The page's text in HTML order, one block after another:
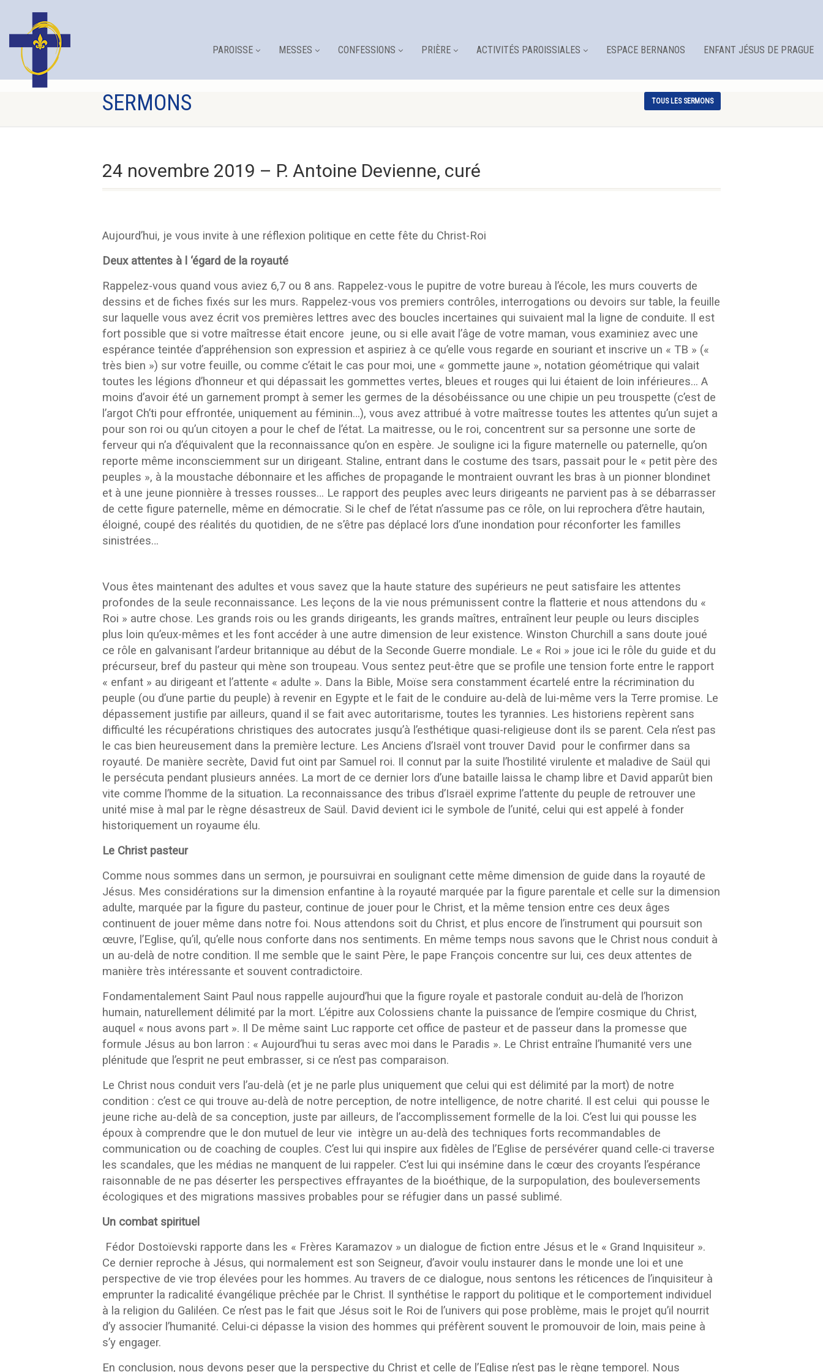
PAROISSE MESSES CONFESSIONS PRIÈRE ACTIVITÉS PAROISSIALES ESPACE BERNANOS ENFANT JÉSUS DE PRAGUE
SERMONS TOUS LES SERMONS
24 novembre 2019 – P. Antoine Devienne, curé
Aujourd’hui, je vous invite à une réflexion politique en cette fête du Christ-Roi
Deux attentes à l ‘égard de la royauté
Rappelez-vous quand vous aviez 6,7 ou 8 ans. Rappelez-vous le pupitre de votre bureau à l’école, les murs couverts de
dessins et de fiches fixés sur les murs. Rappelez-vous vos premiers contrôles, interrogations ou devoirs sur table, la feuille
sur laquelle vous avez écrit vos premières lettres avec des boucles incertaines qui suivaient mal la ligne de conduite. Il est
fort possible que si votre maîtresse était encore jeune, ou si elle avait l’âge de votre maman, vous examiniez avec une
espérance teintée d’appréhension son expression et aspiriez à ce qu’elle vous regarde en souriant et inscrive un « TB » («
très bien ») sur votre feuille, ou comme c’était le cas pour moi, une « gommette jaune », notation géométrique qui valait
toutes les légions d’honneur et qui dépassait les gommettes vertes, bleues et rouges qui lui étaient de loin inférieures… A
moins d’avoir été un garnement prompt à semer les germes de la désobéissance ou une chipie un peu trouspette (c’est de
l’argot Ch’ti pour effrontée, uniquement au féminin…), vous avez attribué à votre maîtresse toutes les attentes qu’un sujet a
pour son roi ou qu’un citoyen a pour le chef de l’état. La maitresse, ou le roi, concentrent sur sa personne une sorte de
ferveur qui n’a d’équivalent que la reconnaissance qu’on en espère. Je souligne ici la figure maternelle ou paternelle, qu’on
reporte même inconsciemment sur un dirigeant. Staline, entrant dans le costume des tsars, passait pour le « petit père des
peuples », à la moustache débonnaire et les affiches de propagande le montraient ouvrant les bras à un pionner blondinet
et à une jeune pionnière à tresses rousses… Le rapport des peuples avec leurs dirigeants ne parvient pas à se débarrasser
de cette figure paternelle, même en démocratie. Si le chef de l’état n’assume pas ce rôle, on lui reprochera d’être hautain,
éloigné, coupé des réalités du quotidien, de ne s’être pas déplacé lors d’une inondation pour réconforter les familles
sinistrées…
Vous êtes maintenant des adultes et vous savez que la haute stature des supérieurs ne peut satisfaire les attentes
profondes de la seule reconnaissance. Les leçons de la vie nous prémunissent contre la flatterie et nous attendons du «
Roi » autre chose. Les grands rois ou les grands dirigeants, les grands maîtres, entraînent leur peuple ou leurs disciples
plus loin qu’eux-mêmes et les font accéder à une autre dimension de leur existence. Winston Churchill a sans doute joué
ce rôle en galvanisant l’ardeur britannique au début de la Seconde Guerre mondiale. Le « Roi » joue ici le rôle du guide et du
précurseur, bref du pasteur qui mène son troupeau. Vous sentez peut-être que se profile une tension forte entre le rapport
« enfant » au dirigeant et l’attente « adulte ». Dans la Bible, Moïse sera constamment écartelé entre la récrimination du
peuple (ou d’une partie du peuple) à revenir en Egypte et le fait de le conduire au-delà de lui-même vers la Terre promise. Le
dépassement justifie par ailleurs, quand il se fait avec autoritarisme, toutes les tyrannies. Les historiens repèrent sans
difficulté les récupérations christiques des autocrates jusqu’à l’esthétique quasi-religieuse dont ils se parent. Cela n’est pas
le cas bien heureusement dans la première lecture. Les Anciens d’Israël vont trouver David pour le confirmer dans sa
royauté. De manière secrète, David fut oint par Samuel roi. Il connut par la suite l’hostilité virulente et maladive de Saül qui
le persécuta pendant plusieurs années. La mort de ce dernier lors d’une bataille laissa le champ libre et David apparût bien
vite comme l’homme de la situation. La reconnaissance des tribus d’Israël exprime l’attente du peuple de retrouver une
unité mise à mal par le règne désastreux de Saül. David devient ici le symbole de l’unité, celui qui est appelé à fonder
historiquement un royaume élu.
Le Christ pasteur
Comme nous sommes dans un sermon, je poursuivrai en soulignant cette même dimension de guide dans la royauté de
Jésus. Mes considérations sur la dimension enfantine à la royauté marquée par la figure parentale et celle sur la dimension
adulte, marquée par la figure du pasteur, continue de jouer pour le Christ, et la même tension entre ces deux âges
continuent de jouer même dans notre foi. Nous attendons soit du Christ, et plus encore de l’instrument qui poursuit son
œuvre, l’Eglise, qu’il, qu’elle nous conforte dans nos sentiments. En même temps nous savons que le Christ nous conduit à
un au-delà de notre condition. Il me semble que le saint Père, le pape François concentre sur lui, ces deux attentes de
manière très intéressante et souvent contradictoire.
Fondamentalement Saint Paul nous rappelle aujourd’hui que la figure royale et pastorale conduit au-delà de l’horizon
humain, naturellement délimité par la mort. L’épitre aux Colossiens chante la puissance de l’empire cosmique du Christ,
auquel « nous avons part ». Il De même saint Luc rapporte cet office de pasteur et de passeur dans la promesse que
formule Jésus au bon larron : « Aujourd’hui tu seras avec moi dans le Paradis ». Le Christ entraîne l’humanité vers une
plénitude que l’esprit ne peut embrasser, si ce n’est pas comparaison.
Le Christ nous conduit vers l’au-delà (et je ne parle plus uniquement que celui qui est délimité par la mort) de notre
condition : c’est ce qui trouve au-delà de notre perception, de notre intelligence, de notre charité. Il est celui qui pousse le
jeune riche au-delà de sa conception, juste par ailleurs, de l’accomplissement formelle de la loi. C’est lui qui pousse les
époux à comprendre que le don mutuel de leur vie intègre un au-delà des techniques forts recommandables de
communication ou de coaching de couples. C’est lui qui inspire aux fidèles de l’Eglise de persévérer quand celle-ci traverse
les scandales, que les médias ne manquent de lui rappeler. C’est lui qui insémine dans le cœur des croyants l’espérance
raisonnable de ne pas déserter les perspectives effrayantes de la bioéthique, de la surpopulation, des bouleversements
écologiques et des migrations massives probables pour se réfugier dans un passé sublimé.
Un combat spirituel
Fédor Dostoïevski rapporte dans les « Frères Karamazov » un dialogue de fiction entre Jésus et le « Grand Inquisiteur ».
Ce dernier reproche à Jésus, qui normalement est son Seigneur, d’avoir voulu instaurer dans le monde une loi et une
perspective de vie trop élevées pour les hommes. Au travers de ce dialogue, nous sentons les réticences de l’inquisiteur à
emprunter la radicalité évangélique prêchée par le Christ. Il synthétise le rapport du politique et le comportement individuel
à la religion du Galiléen. Ce n’est pas le fait que Jésus soit le Roi de l’univers qui pose problème, mais le projet qu’il nourrit
d’y associer l’humanité. Celui-ci dépasse la vision des hommes qui préfèrent souvent le promouvoir de loin, mais peine à
s’y engager.
En conclusion, nous devons peser que la perspective du Christ et celle de l’Eglise n’est pas le règne temporel. Nous